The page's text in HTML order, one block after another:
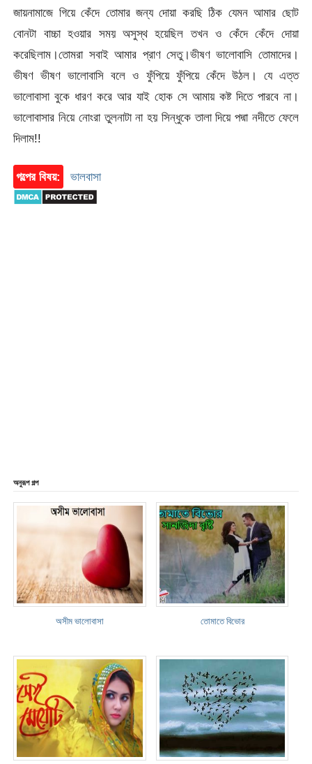
জায়নামাজে গিয়ে কেঁদে তোমার জন্য দোয়া করছি ঠিক যেমন আমার ছোট
বোনটা বাচ্চা হওয়ার সময় অসুস্থ হয়েছিল তখন ও কেঁদে কেঁদে দোয়া
করেছিলাম।তোমরা সবাই আমার প্রাণ সেতু।ভীষণ ভালোবাসি তোমাদের।
ভীষণ ভীষণ ভালোবাসি বলে ও ফুঁপিয়ে ফুঁপিয়ে কেঁদে উঠল। যে এত্ত
ভালোবাসা বুকে ধারণ করে আর যাই হোক সে আমায় কষ্ট দিতে পারবে না।
ভালোবাসার নিয়ে নোংরা তুলনাটা না হয় সিন্ধুকে তালা দিয়ে পদ্মা নদীতে ফেলে
দিলাম!!
গল্পের বিষয়: ভালবাসা
অনুরূপ গল্প
অসীম ভালোবাসা তোমাতে বিভোর